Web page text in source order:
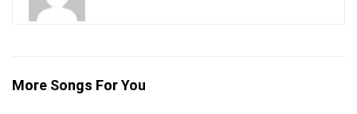
More Songs For You